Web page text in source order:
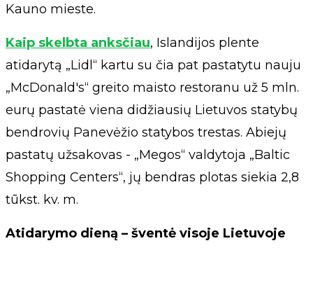
Kauno mieste.
Kaip skelbta anksčiau, Islandijos plente
atidarytą „Lidl“ kartu su čia pat pastatytu nauju
„McDonald's“ greito maisto restoranu už 5 mln.
eurų pastatė viena didžiausių Lietuvos statybų
bendrovių Panevėžio statybos trestas. Abiejų
pastatų užsakovas - „Megos“ valdytoja „Baltic
Shopping Centers“, jų bendras plotas siekia 2,8
tūkst. kv. m.
Atidarymo dieną – šventė visoje Lietuvoje